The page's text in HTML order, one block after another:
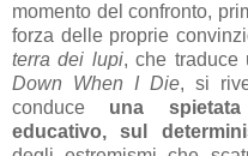
momento del confronto,
forza delle proprie
terra dei lupi, che traduce
Down When I Die, si
conduce una
educativo, sul